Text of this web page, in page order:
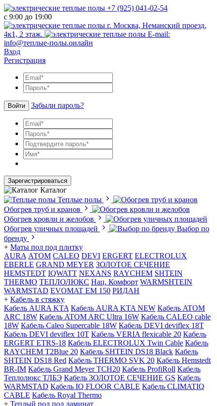
+7 (925) 041-02-54
с 9:00 до 19:00
г. Москва, Неманский проезд,
4к1, 2 этаж.
E-mail:
info@теплые-полы.онлайн
Вход
Регистрация
Войти Забыли пароль?
Зарегистрироваться
Каталог
Теплые полы
Обогрев труб и кранов
Обогрев кровли и желобов
Обогрев уличных площадей
Выбор по
бренду
+ Маты пол под плитку
AURA АТОМ CALEO DEVI ERGERT ELECTROLUX
EBERLE GRAND MEYER ЗОЛОТОЕ СЕЧЕНИЕ
HEMSTEDT IQWATT NEXANS RAYCHEM SHTEIN
THERMO ТЕПЛОЛЮКС Нац. Комфорт WARMSHTEIN
WARMSTAD EVOMAT EM 150 РИДАН
+ Кабель в стяжку
Кабель AURA KTA Кабель AURA KTA NEW Кабель ATOM
ARC 18W Кабель ATOM ARC Ultra 16W Кабель CALEO cable
18W Кабель Caleo Supercable 18W Кабель DEVI deviflex 18T
Кабель DEVI deviflex 10T Кабель VERIA flexicable 20 Кабель
ERGERT ETRS-18 Кабель ELECTROLUX Twin Cable Кабель
RAYCHEM T2Blue 20 Кабель SHTEIN DS18 Black Кабель
SHTEIN DS18 Red Кабель THERMO SVK 20 Кабель Hemstedt
BR-IM Кабель Grand Meyer TCH20 Кабель ProfiRoll Кабель
Теплолюкс ТЛБЭ Кабель ЗОЛОТОЕ СЕЧЕНИЕ GS Кабель
WARMSTAD Кабель IQ FLOOR CABLE Кабель CLIMATIQ
CABLE Кабель Royal Thermo
+ Теплый пол под ламинат